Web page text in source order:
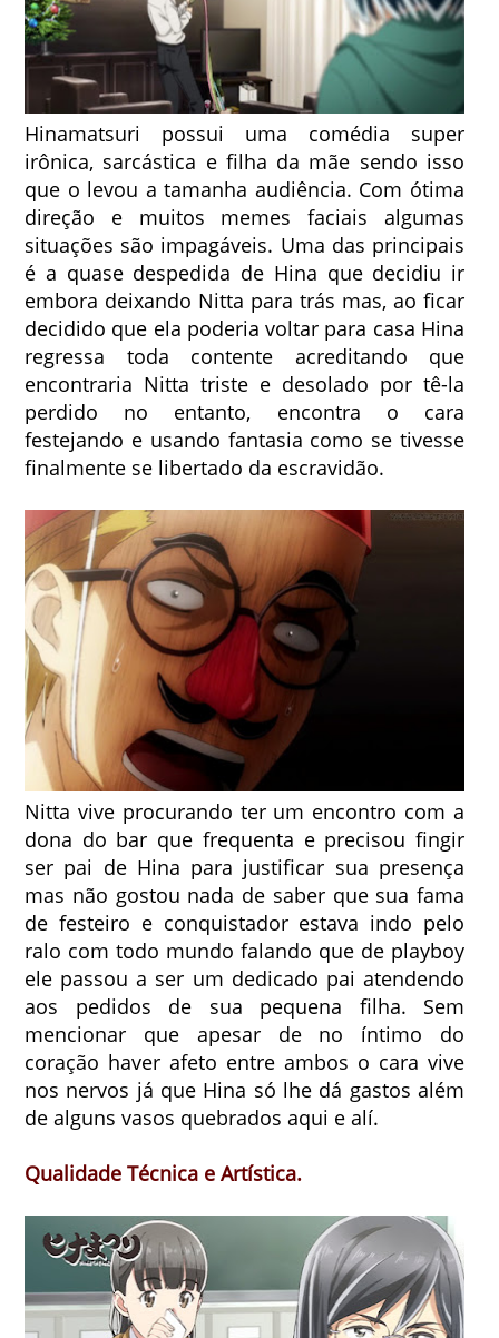
Hinamatsuri possui uma comédia super
irônica, sarcástica e filha da mãe sendo isso
que o levou a tamanha audiência. Com ótima
direção e muitos memes faciais algumas
situações são impagáveis. Uma das principais
é a quase despedida de Hina que decidiu ir
embora deixando Nitta para trás mas, ao ficar
decidido que ela poderia voltar para casa Hina
regressa toda contente acreditando que
encontraria Nitta triste e desolado por tê-la
perdido no entanto, encontra o cara
festejando e usando fantasia como se tivesse
finalmente se libertado da escravidão.
Nitta vive procurando ter um encontro com a
dona do bar que frequenta e precisou fingir
ser pai de Hina para justificar sua presença
mas não gostou nada de saber que sua fama
de festeiro e conquistador estava indo pelo
ralo com todo mundo falando que de playboy
ele passou a ser um dedicado pai atendendo
aos pedidos de sua pequena filha. Sem
mencionar que apesar de no íntimo do
coração haver afeto entre ambos o cara vive
nos nervos já que Hina só lhe dá gastos além
de alguns vasos quebrados aqui e alí.
Qualidade Técnica e Artística.